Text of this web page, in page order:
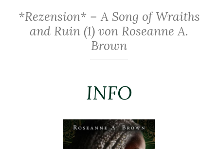
*Rezension* – A Song of Wraiths
and Ruin (1) von Roseanne A.
Brown
INFO